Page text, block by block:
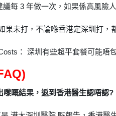
議每 3 年做一次，如果係高風險
果未打，不論喺香港定深圳打，
： 深圳有些超平套餐可能唔
嚟嘅結果，返到香港醫生認唔認?